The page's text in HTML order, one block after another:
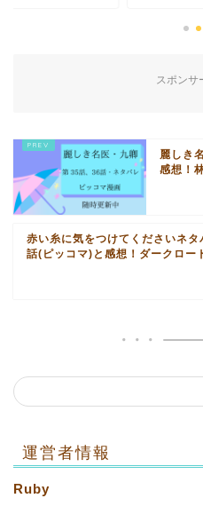
スポンサ
麗しき
感想！
赤い糸に気をつけてくださいネタ
話(ピッコマ)と感想！ダークロー
運営者情報
Ruby